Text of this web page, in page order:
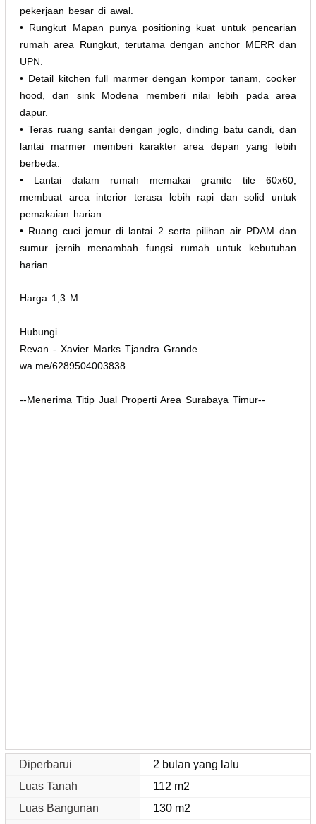
pekerjaan besar di awal.
• Rungkut Mapan punya positioning kuat untuk pencarian
rumah area Rungkut, terutama dengan anchor MERR dan
UPN.
• Detail kitchen full marmer dengan kompor tanam, cooker
hood, dan sink Modena memberi nilai lebih pada area
dapur.
• Teras ruang santai dengan joglo, dinding batu candi, dan
lantai marmer memberi karakter area depan yang lebih
berbeda.
• Lantai dalam rumah memakai granite tile 60x60,
membuat area interior terasa lebih rapi dan solid untuk
pemakaian harian.
• Ruang cuci jemur di lantai 2 serta pilihan air PDAM dan
sumur jernih menambah fungsi rumah untuk kebutuhan
harian.
Harga 1,3 M
Hubungi
Revan - Xavier Marks Tjandra Grande
wa.me/6289504003838
--Menerima Titip Jual Properti Area Surabaya Timur--
Diperbarui
2 bulan yang lalu
Luas Tanah
112 m2
Luas Bangunan
130 m2